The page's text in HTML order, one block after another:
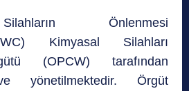
Önlenmesi
Kimyasal Silahları
(OPCW) tarafından
yönetilmektedir. Örgüt